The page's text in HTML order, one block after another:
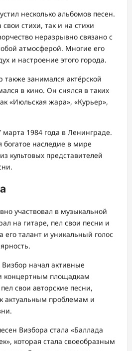
несколько альбомов песен.
стихи, так и на стихи
неразрывно связано с
атмосферой. Многие его
и настроение этого города.
занимался актёрской
в кино. Он снялся в таких
«Июльская жара», «Курьер»,
1984 года в Ленинграде.
богатое наследие в мире
культовых представителей
участвовал в музыкальной
на гитаре, пел свои песни и
его талант и уникальный голос
Визбор начал активные
концертным площадкам
свои авторские песни,
актуальным проблемам и
Визбора стала «Баллада
которая стала своеобразным